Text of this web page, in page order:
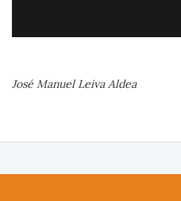
José Manuel Leiva Aldea